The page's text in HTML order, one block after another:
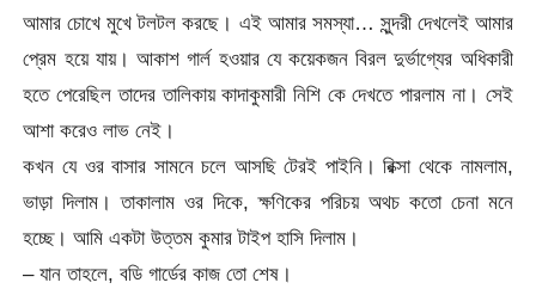
আমার চোখে মুখে টলটল করছে। এই আমার সমস্যা… সুন্দরী দেখলেই আমার
প্রেম হয়ে যায়। আকাশ গার্ল হওয়ার যে কয়েকজন বিরল দুর্ভাগ্যের অধিকারী
হতে পেরেছিল তাদের তালিকায় কাদাকুমারী নিশি কে দেখতে পারলাম না। সেই
আশা করেও লাভ নেই।
কখন যে ওর বাসার সামনে চলে আসছি টেরই পাইনি। রিক্সা থেকে নামলাম,
ভাড়া দিলাম। তাকালাম ওর দিকে, ক্ষণিকের পরিচয় অথচ কতো চেনা মনে
হচ্ছে। আমি একটা উত্তম কুমার টাইপ হাসি দিলাম।
– যান তাহলে, বডি গার্ডের কাজ তো শেষ।